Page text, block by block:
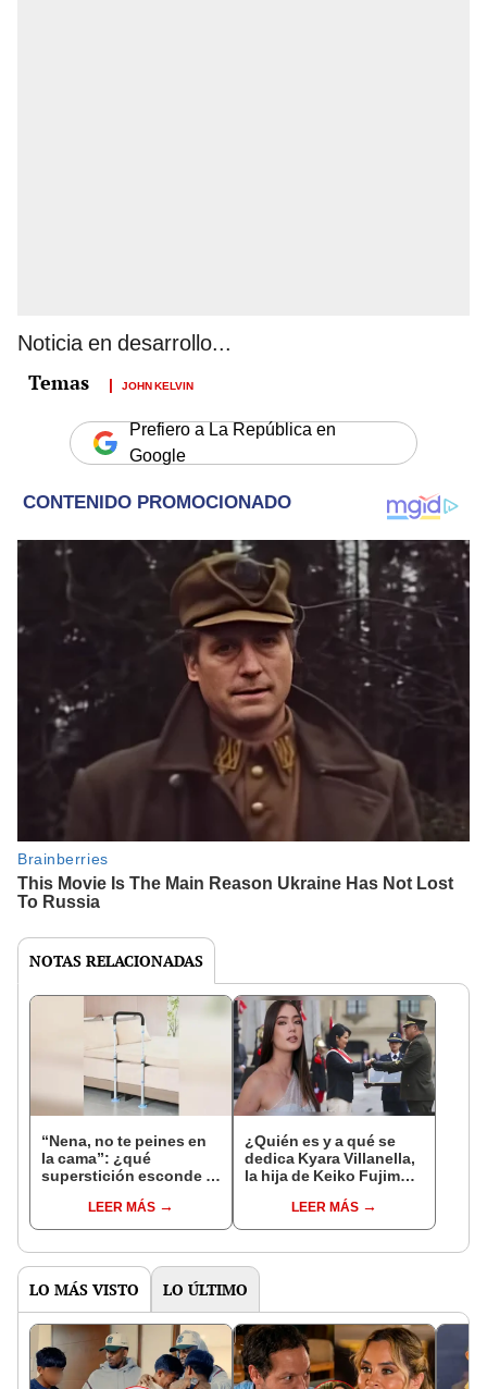
Noticia en desarrollo...
JOHN KELVIN
Prefiero a La República en
Google
NOTAS RELACIONADAS
“Nena, no te peines en
la cama”: ¿qué
superstición esconde la
Enanitos Verdes?
LEER MÁS
¿Quién es y a qué se
dedica Kyara Villanella,
la hija de Keiko Fujimori
nivel nacional?
LEER MÁS
LO MÁS VISTO LO ÚLTIMO